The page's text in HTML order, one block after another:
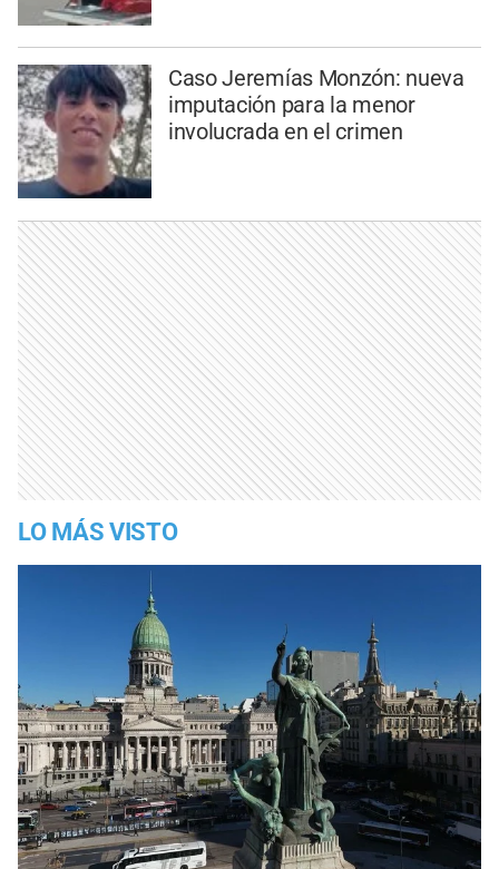
Caso Jeremías Monzón: nueva
imputación para la menor
involucrada en el crimen
LO MÁS VISTO